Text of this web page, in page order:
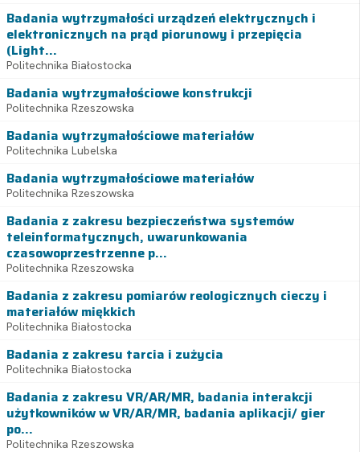
Badania wytrzymałości urządzeń elektrycznych i
elektronicznych na prąd piorunowy i przepięcia
(Light...
Politechnika Białostocka
Badania wytrzymałościowe konstrukcji
Politechnika Rzeszowska
Badania wytrzymałościowe materiałów
Politechnika Lubelska
Badania wytrzymałościowe materiałów
Politechnika Rzeszowska
Badania z zakresu bezpieczeństwa systemów
teleinformatycznych, uwarunkowania
czasowoprzestrzenne p...
Politechnika Rzeszowska
Badania z zakresu pomiarów reologicznych cieczy i
materiałów miękkich
Politechnika Białostocka
Badania z zakresu tarcia i zużycia
Politechnika Białostocka
Badania z zakresu VR/AR/MR, badania interakcji
użytkowników w VR/AR/MR, badania aplikacji/ gier
po...
Politechnika Rzeszowska